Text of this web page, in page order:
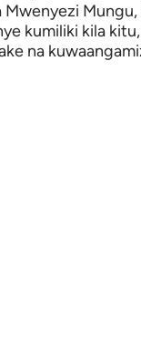
Mwenyezi
kumiliki kila
na